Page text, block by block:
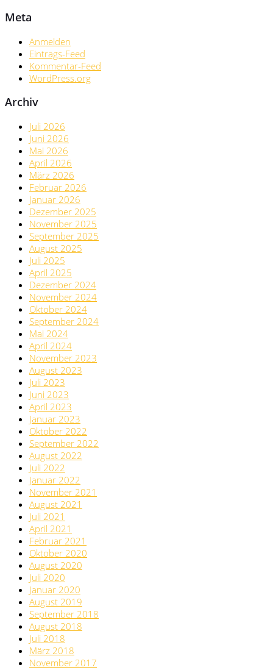
Meta
Anmelden
Eintrags-Feed
Kommentar-Feed
WordPress.org
Archiv
Juli 2026
Juni 2026
Mai 2026
April 2026
März 2026
Februar 2026
Januar 2026
Dezember 2025
November 2025
September 2025
August 2025
Juli 2025
April 2025
Dezember 2024
November 2024
Oktober 2024
September 2024
Mai 2024
April 2024
November 2023
August 2023
Juli 2023
Juni 2023
April 2023
Januar 2023
Oktober 2022
September 2022
August 2022
Juli 2022
Januar 2022
November 2021
August 2021
Juli 2021
April 2021
Februar 2021
Oktober 2020
August 2020
Juli 2020
Januar 2020
August 2019
September 2018
August 2018
Juli 2018
März 2018
November 2017